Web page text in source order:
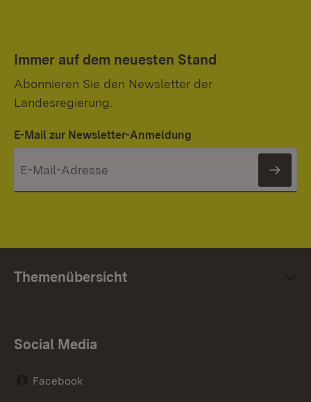
Immer auf dem neuesten Stand
Abonnieren Sie den Newsletter der
Landesregierung.
E-Mail zur Newsletter-Anmeldung
Themenübersicht
Social Media
Facebook